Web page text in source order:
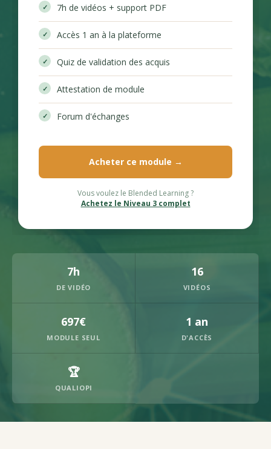
7h de vidéos + support PDF
Accès 1 an à la plateforme
Quiz de validation des acquis
Attestation de module
Forum d'échanges
Acheter ce module →
Vous voulez le Blended Learning ?
Achetez le Niveau 3 complet
7h
DE VIDÉO
16
VIDÉOS
697€
MODULE SEUL
1 an
D'ACCÈS
🏆
QUALIOPI